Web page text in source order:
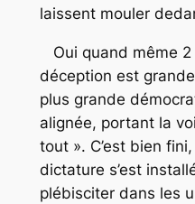
laissent mouler
Oui quand même 2
déception est
plus grande
alignée, portant la
tout ». C’est bien
dictature s’est
plébisciter dans les